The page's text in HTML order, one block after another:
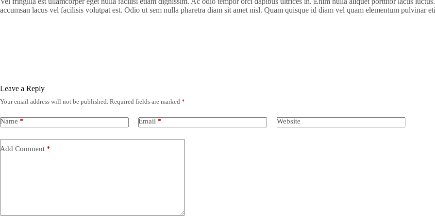
accumsan lacus vel facilisis volutpat est. Odio ut sem nulla pharetra diam sit amet nisl. Quam quisque id diam vel quam elementum pulvinar
Leave a Reply
Your email address will not be published. Required fields are marked *
Name * Email * Website
Add Comment *